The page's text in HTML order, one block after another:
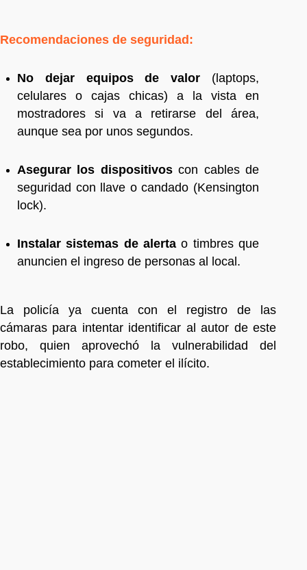
Recomendaciones de seguridad:
No dejar equipos de valor (laptops,
celulares o cajas chicas) a la vista en
mostradores si va a retirarse del área,
aunque sea por unos segundos.
Asegurar los dispositivoscon cables de
seguridad con llave o candado (Kensington
lock).
Instalar sistemas de alerta o timbres que
anuncien el ingreso de personas al local.
La policía ya cuenta con el registro de las
cámaras para intentar identificar al autor de este
robo, quien aprovechó la vulnerabilidad del
establecimiento para cometer el ilícito.